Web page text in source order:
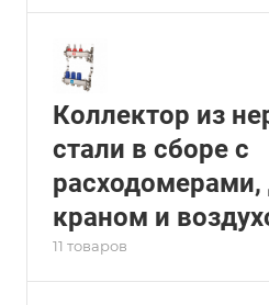
Коллектор из
стали в сборе с
краном и
11 товаров